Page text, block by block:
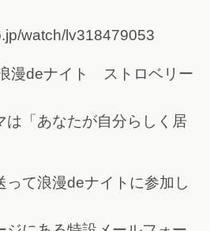
watch/lv318479053
漫deナイト ストロベリー
は「あなたが自分らしく居
って浪漫deナイトに参加し